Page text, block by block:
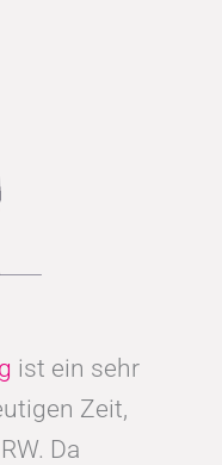
ist ein sehr
Zeit,
Da